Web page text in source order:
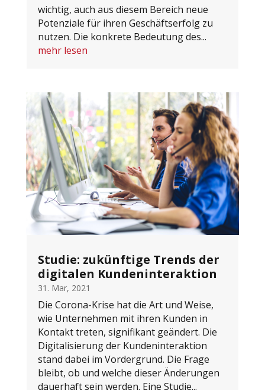
wichtig, auch aus diesem Bereich neue
Potenziale für ihren Geschäftserfolg zu
nutzen. Die konkrete Bedeutung des...
mehr lesen
Studie: zukünftige Trends der
digitalen Kundeninteraktion
31. Mar, 2021
Die Corona-Krise hat die Art und Weise,
wie Unternehmen mit ihren Kunden in
Kontakt treten, signifikant geändert. Die
Digitalisierung der Kundeninteraktion
stand dabei im Vordergrund. Die Frage
bleibt, ob und welche dieser Änderungen
dauerhaft sein werden. Eine Studie...